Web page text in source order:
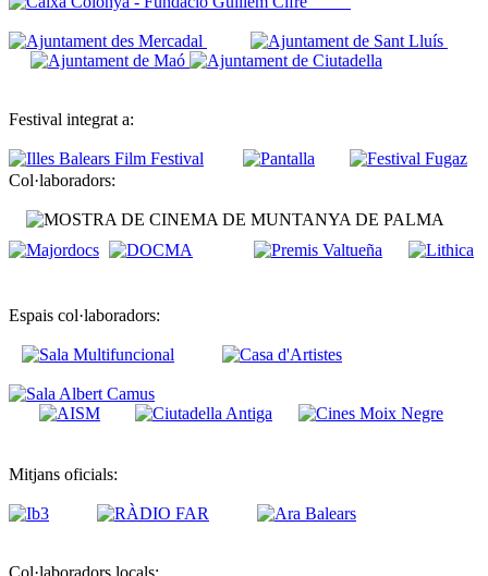
Festival integrat a:
Col·laboradors:
Espais col·laboradors:
Mitjans oficials:
Col·laboradors locals: